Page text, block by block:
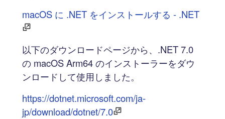
macOS に .NET をインストールする - .NET
以下のダウンロードページから、.NET 7.0
の macOS Arm64 のインストーラーをダウ
ンロードして使用しました。
https://dotnet.microsoft.com/ja-
jp/download/dotnet/7.0